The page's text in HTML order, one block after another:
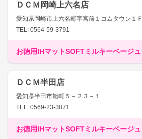
ＤＣＭ岡崎上六名店
愛知県岡崎市上六名町字宮前１コムタウン１Ｆ
TEL: 0564-59-3791
お徳用IHマットSOFTミルキーベージュ
ＤＣＭ半田店
愛知県半田市旭町５－２３－１
TEL: 0569-23-3871
お徳用IHマットSOFTミルキーベージュ